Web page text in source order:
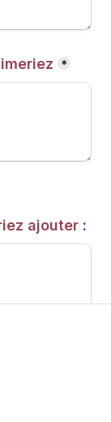
*
ajouter :